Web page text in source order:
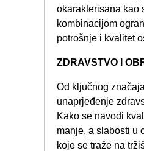
okarakterisana kao
kombinacijom
potrošnje i kvalitet
ZDRAVSTVO I
Od ključnog
unaprjeđenje
Kako se navodi
manje, a slabosti u
koje se traže na